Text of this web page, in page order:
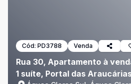
Cód: PD3788 Venda
Rua 30, Apartamento à
1 suíte, Portal das